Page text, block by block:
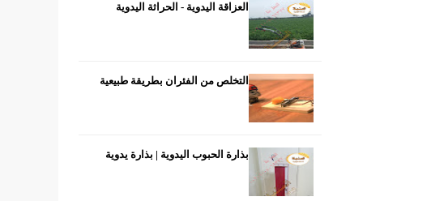
العزاقة اليدوية - الحراثة اليدوية
التخلص من الفئران بطريقة طبيعية
بذارة الحبوب اليدوية | بذارة يدوية